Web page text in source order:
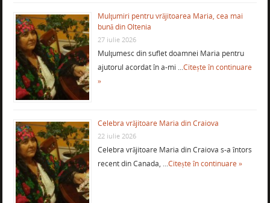
Mulţumiri pentru vrăjitoarea Maria, cea mai
bună din Oltenia
27 iulie 2026
Mulţumesc din suflet doamnei Maria pentru
ajutorul acordat în a-mi …Citește în continuare
»
Celebra vrăjitoare Maria din Craiova
22 iulie 2026
Celebra vrăjitoare Maria din Craiova s-a întors
recent din Canada, …Citește în continuare »